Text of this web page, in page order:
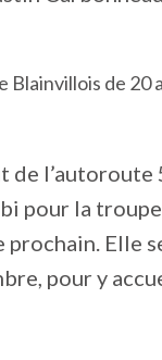
de 20
l’autoroute
pour la
Elle
pour y